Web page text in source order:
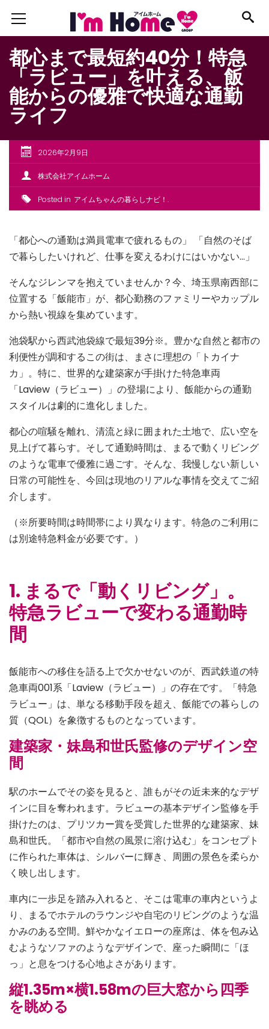
都心まで最短約40分！特急
「ラビュー」を叶える、飯
能からの優雅で快適な通勤
ライフ
2026年2月9日
株式会社アイムホーム
Posted in アイムちゃんの暮らしナビ！
「都心への通勤は満員電車で疲れるもの」 「自然のそば
で暮らしたいけれど、仕事を変えるわけにはいかない…」
そんなジレンマを抱えていませんか？今、埼玉県南西部に
位置する「飯能市」が、都心勤務のファミリーやカップル
から熱い視線を集めています。
池袋駅から西武池袋線で最短39分※。豊かな自然と都市の
利便性が調和するこの街は、まさに理想の「トカイナ
カ」。特に、世界的な建築家が手掛けた特急車両
「Laview（ラビュー）」の登場により、飯能からの通勤
スタイルは劇的に進化しました。
都心の喧騒を離れ、清流と緑に囲まれた土地で、広い空を
見上げて暮らす。そして通勤時間は、まるで動くリビング
のような電車で優雅に過ごす。そんな、我慢しない新しい
日常の可能性を、今回は現地のリアルな事情を交えてご紹
介します。
（※所要時間は時間帯により異なります。特急のご利用に
は別途特急料金が必要です。）
1. まるで「動くリビング」。
特急ラビューで変わる通勤時
間
飯能市への移住を語る上で欠かせないのが、西武鉄道の特
急車両001系「Laview（ラビュー）」の存在です。「特急
ラビュー」は、単なる移動手段を超え、飯能での暮らしの
質（QOL）を象徴するものとなっています。
建築家・妹島和世氏監修のデザイン空
間
駅のホームでその姿を見ると、誰もがその近未来的なデザ
インに目を奪われます。ラビューの基本デザイン監修を手
掛けたのは、プリツカー賞を受賞した世界的な建築家、妹
島和世氏。「都市や自然の風景に溶け込む」をコンセプト
に作られた車体は、シルバーに輝き、周囲の景色を柔らか
く映し出します。
車内に一歩足を踏み入れると、そこは電車の車内というよ
り、まるでホテルのラウンジや自宅のリビングのような温
かみのある空間。鮮やかなイエローの座席は、体を包み込
むようなソファのようなデザインで、座った瞬間に「ほ
っ」と息をつける心地よさがあります。
縦1.35m×横1.58mの巨大窓から四季
を眺める